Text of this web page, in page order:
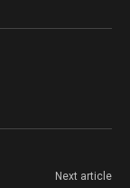
Next article